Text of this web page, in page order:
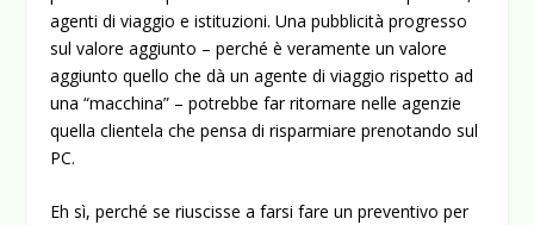
agenti di viaggio e istituzioni. Una pubblicità progresso
sul valore aggiunto – perché è veramente un valore
aggiunto quello che dà un agente di viaggio rispetto ad
una “macchina” – potrebbe far ritornare nelle agenzie
quella clientela che pensa di risparmiare prenotando sul
PC.
Eh sì, perché se riuscisse a farsi fare un preventivo per